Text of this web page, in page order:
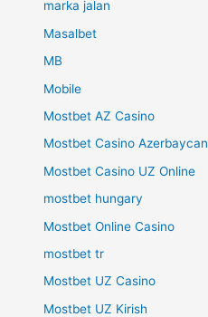
marka jalan
Masalbet
MB
Mobile
Mostbet AZ Casino
Mostbet Casino Azerbaycan
Mostbet Casino UZ Online
mostbet hungary
Mostbet Online Casino
mostbet tr
Mostbet UZ Casino
Mostbet UZ Kirish